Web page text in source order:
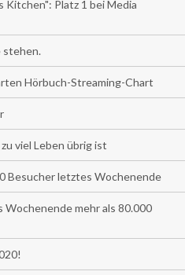
Kitchen": Platz 1 bei Media
stehen.
Hörbuch-Streaming-Chart
viel Leben übrig ist
Besucher letztes Wochenende
mehr als 80.000